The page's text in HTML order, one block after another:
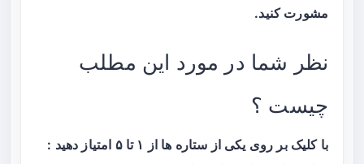
مشورت کنید.
نظر شما در مورد این مطلب
چیست ؟
با کلیک بر روی یکی از ستاره ها از ۱ تا ۵ امتیاز دهید :